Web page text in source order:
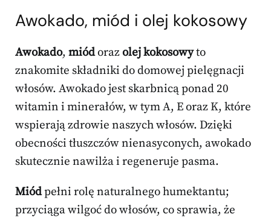
Awokado, miód i olej kokosowy
Awokado, miódorazolej kokosowyto
znakomite składniki do domowej pielęgnacji
włosów. Awokado jest skarbnicą ponad 20
witamin i minerałów, w tym A, E oraz K, które
wspierają zdrowie naszych włosów. Dzięki
obecności tłuszczów nienasyconych, awokado
skutecznie nawilża i regeneruje pasma.
Miódpełni rolę naturalnego humektantu;
przyciąga wilgoć do włosów, co sprawia, że